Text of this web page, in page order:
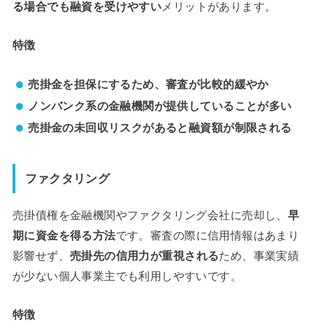
る場合でも融資を受けやすい メリットがあります。
特徴
売掛金を担保にするため、審査が比較的緩やか
ノンバンク系の金融機関が提供していることが多い
売掛金の未回収リスクがあると融資額が制限される
ファクタリング
売掛債権を金融機関やファクタリング会社に売却し、 早
期に資金を得る方法です。審査の際に信用情報はあまり
影響せず、 売掛先の信用力が重視されるため、事業実績
が少ない個人事業主でも利用しやすいです。
特徴